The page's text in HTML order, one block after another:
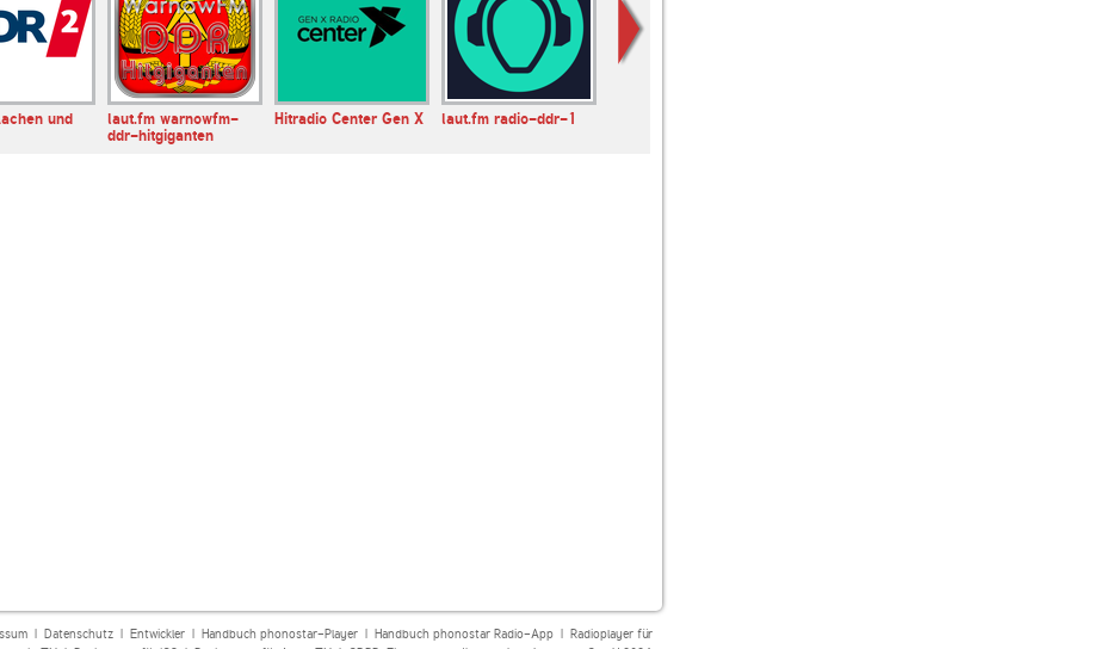
und
laut.fm warnowfm-
ddr-hitgiganten
Hitradio Center Gen X laut.fm radio-ddr-1
| Datenschutz| Entwickler| Handbuch phonostar-Player| Handbuch phonostar Radio-App| Radioplayer für